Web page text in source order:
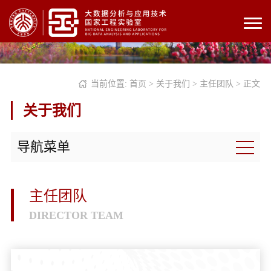
当前位置: 首页 > 关于我们 > 主任团队 > 正文
关于我们
导航菜单
主任团队
DIRECTOR TEAM